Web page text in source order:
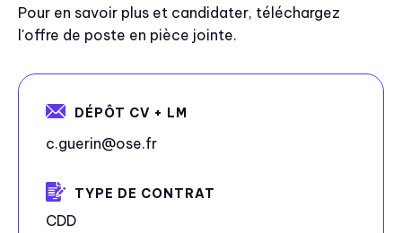
Pour en savoir plus et candidater, téléchargez
l'offre de poste en pièce jointe.
DÉPÔT CV + LM
c.guerin@ose.fr
TYPE DE CONTRAT
CDD